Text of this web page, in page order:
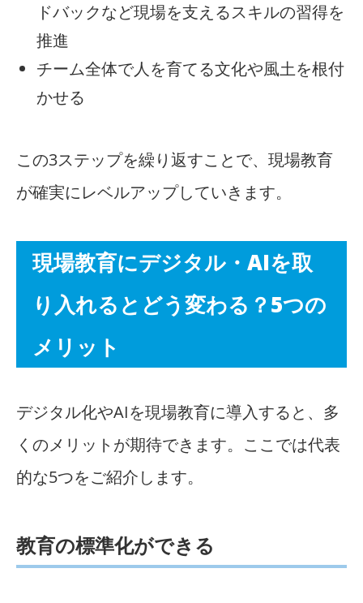
ドバックなど現場を支えるスキルの習得を
推進
チーム全体で人を育てる文化や風土を根付
かせる
この3ステップを繰り返すことで、現場教育
が確実にレベルアップしていきます。
現場教育にデジタル・AIを取
り入れるとどう変わる？5つの
メリット
デジタル化やAIを現場教育に導入すると、多
くのメリットが期待できます。ここでは代表
的な5つをご紹介します。
教育の標準化ができる